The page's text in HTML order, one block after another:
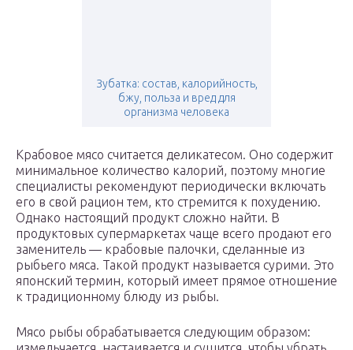
Зубатка: состав, калорийность,
бжу, польза и вред для
организма человека
Крабовое мясо считается деликатесом. Оно содержит
минимальное количество калорий, поэтому многие
специалисты рекомендуют периодически включать
его в свой рацион тем, кто стремится к похудению.
Однако настоящий продукт сложно найти. В
продуктовых супермаркетах чаще всего продают его
заменитель — крабовые палочки, сделанные из
рыбьего мяса. Такой продукт называется сурими. Это
японский термин, который имеет прямое отношение
к традиционному блюду из рыбы.
Мясо рыбы обрабатывается следующим образом: